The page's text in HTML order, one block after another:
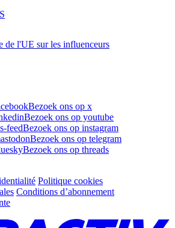
de l'UE sur les influenceurs
Bezoek ons op x
Bezoek ons op youtube
feedBezoek ons op instagram
Bezoek ons op telegram
Bezoek ons op threads
Politique cookies
Conditions d’abonnement